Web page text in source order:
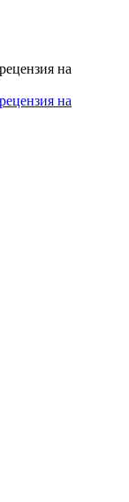
на
на